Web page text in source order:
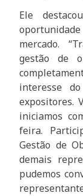
Ele
mercado.
gestão de
interesse
expositores.
iniciamos
feira.
Gestão de
demais
pudemos